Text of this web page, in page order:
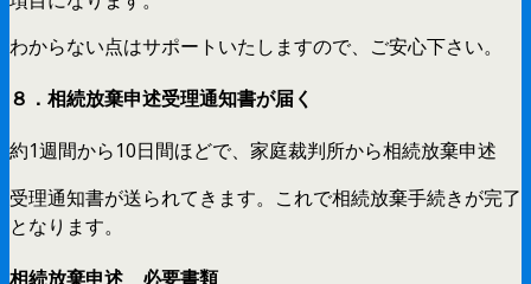
わからない点はサポートいたしますので、ご安心下さい。
８．相続放棄申述受理通知書が届く
約1週間から10日間ほどで、家庭裁判所から相続放棄申述
受理通知書が送られてきます。これで相続放棄手続きが完了
となります。
相続放棄申述 必要書類